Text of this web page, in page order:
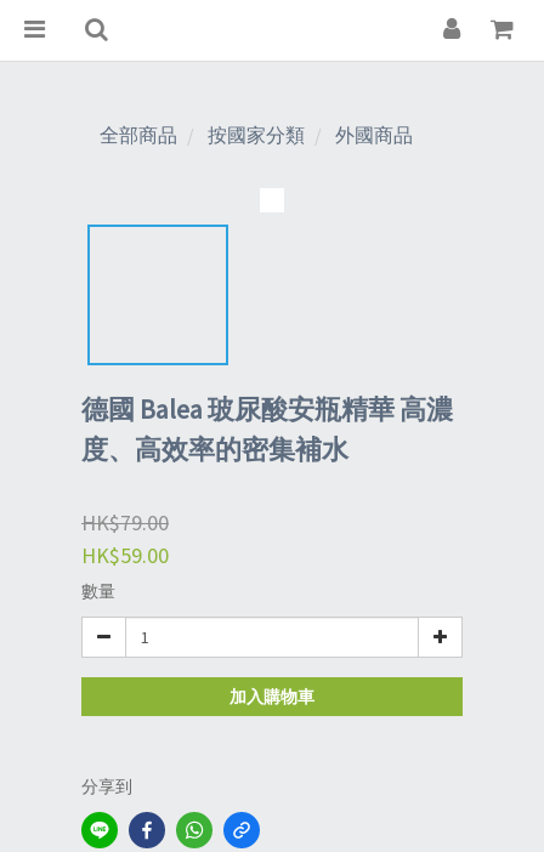
全部商品 按國家分類 外國商品
德國 Balea 玻尿酸安瓶精華 高濃
度、高效率的密集補水
HK$79.00
HK$59.00
數量
加入購物車
分享到